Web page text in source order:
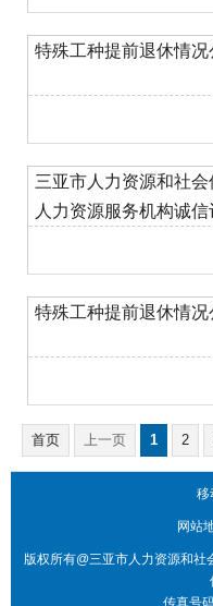
特殊工种提前退休情况
三亚市人力资源和社
人力资源服务机构诚
特殊工种提前退休情况
首页 上一页 1 2
移
网站
版权所有@三亚市人力资源和社
传真号